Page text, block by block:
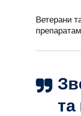
Ветерани